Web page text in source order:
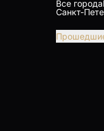
Все города
Санкт-